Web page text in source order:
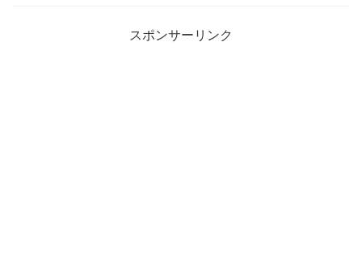
スポンサーリンク